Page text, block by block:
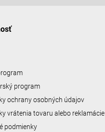
program
ochrany osobných údajov
vrátenia tovaru alebo reklamácie
podmienky